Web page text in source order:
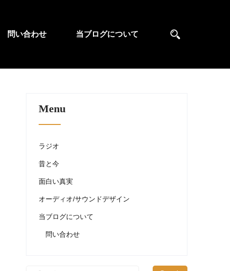
問い合わせ 当ブログについて
Menu
ラジオ
昔と今
面白い真実
オーディオ/サウンドデザイン
当ブログについて
問い合わせ